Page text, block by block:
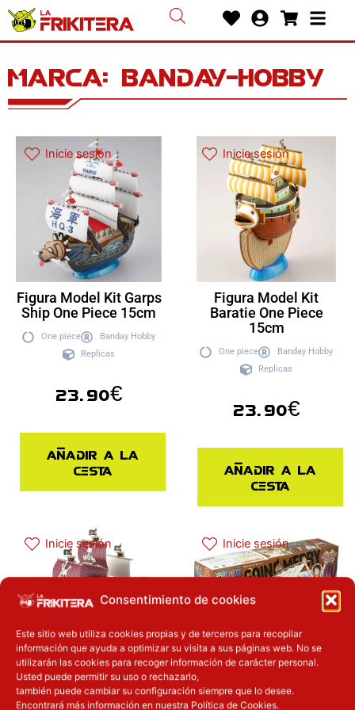
Consentimiento de cookies
Este sitio web utiliza cookies propias y de terceros para recopilar
información que ayuda a optimizar su visita a sus páginas web. No se
utilizarán las cookies para recoger información de carácter personal.
Usted puede permitir su uso o rechazarlo,
también puede cambiar su configuración siempre que lo desee.
Encontrará más información en nuestra Política de Cookies.
contenido
HeartUser-
circlecart
Bars
Marca: banday-hobby
Inicie sesión
Figura Model Kit Garps
Ship One Piece 15cm
One piece
Banday Hobby
Replicas
23.90€
Añadir a la
cesta
Inicie sesión
Figura Model Kit
Baratie One Piece
15cm
One piece
Banday Hobby
Replicas
23.90€
Añadir a la
cesta
Inicie sesión
Figura Model Kit Oro
Jackson Grand Ship
Inicie sesión
Maqueta Model Kit
Going Merry Grand